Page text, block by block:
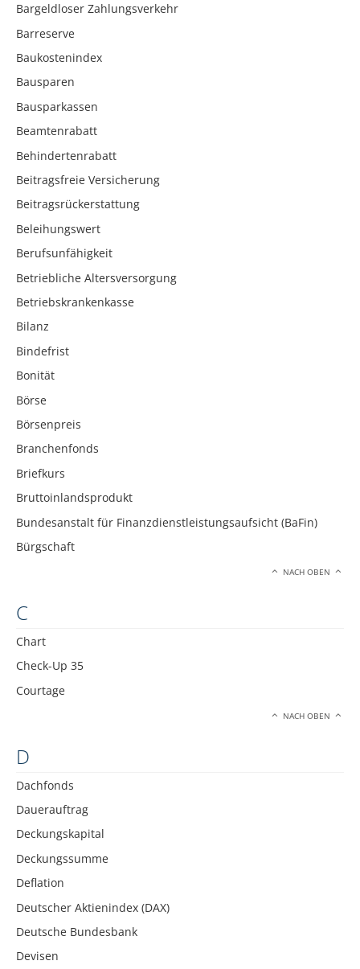
Bargeldloser Zahlungsverkehr
Barreserve
Baukostenindex
Bausparen
Bausparkassen
Beamtenrabatt
Behindertenrabatt
Beitragsfreie Versicherung
Beitragsrückerstattung
Beleihungswert
Berufsunfähigkeit
Betriebliche Altersversorgung
Betriebskrankenkasse
Bilanz
Bindefrist
Bonität
Börse
Börsenpreis
Branchenfonds
Briefkurs
Bruttoinlandsprodukt
Bundesanstalt für Finanzdienstleistungsaufsicht (BaFin)
Bürgschaft
NACH OBEN
C
Chart
Check-Up 35
Courtage
NACH OBEN
D
Dachfonds
Dauerauftrag
Deckungskapital
Deckungssumme
Deflation
Deutscher Aktienindex (DAX)
Deutsche Bundesbank
Devisen